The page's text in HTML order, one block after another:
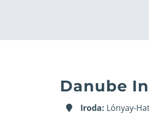
Danube
Iroda: Lónyay-